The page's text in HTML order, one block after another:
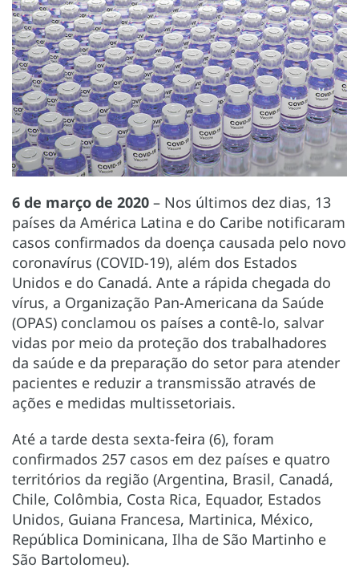
6 de março de 2020 – Nos últimos dez dias, 13
países da América Latina e do Caribe notificaram
casos confirmados da doença causada pelo novo
coronavírus (COVID-19), além dos Estados
Unidos e do Canadá. Ante a rápida chegada do
vírus, a Organização Pan-Americana da Saúde
(OPAS) conclamou os países a contê-lo, salvar
vidas por meio da proteção dos trabalhadores
da saúde e da preparação do setor para atender
pacientes e reduzir a transmissão através de
ações e medidas multissetoriais.
Até a tarde desta sexta-feira (6), foram
confirmados 257 casos em dez países e quatro
territórios da região (Argentina, Brasil, Canadá,
Chile, Colômbia, Costa Rica, Equador, Estados
Unidos, Guiana Francesa, Martinica, México,
República Dominicana, Ilha de São Martinho e
São Bartolomeu).